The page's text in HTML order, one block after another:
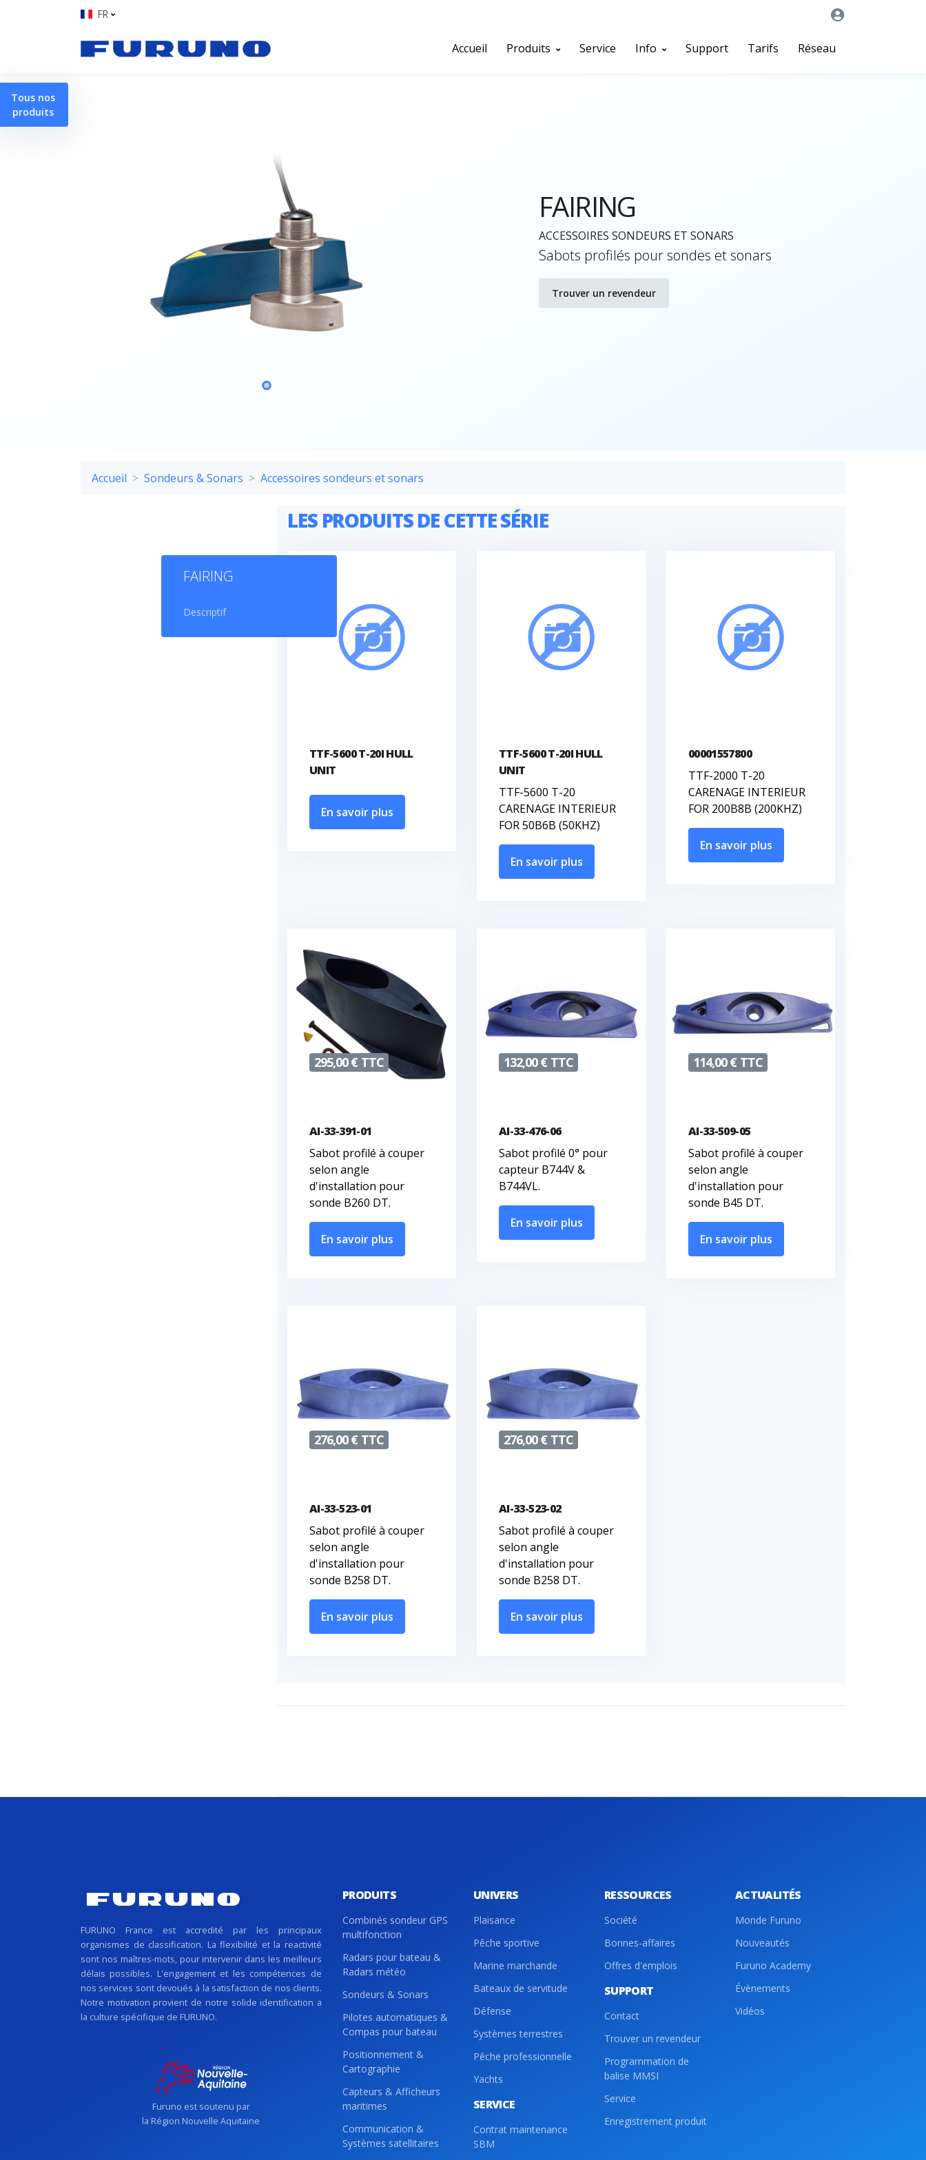
FR
Accueil Produits Service Info Support Tarifs Réseau
FAIRING
ACCESSOIRES SONDEURS ET SONARS
Sabots profilés pour sondes et sonars
Trouver un revendeur
Accueil Sondeurs & Sonars Accessoires sondeurs et sonars
FAIRING
Descriptif
LES PRODUITS DE CETTE SÉRIE
TTF-5600 T-20I HULL
UNIT
En savoir plus
TTF-5600 T-20I HULL
UNIT
TTF-5600 T-20
CARENAGE INTERIEUR
FOR 50B6B (50KHZ)
En savoir plus
00001557800
TTF-2000 T-20
CARENAGE INTERIEUR
FOR 200B8B (200KHZ)
En savoir plus
295,00 € TTC
AI-33-391-01
Sabot profilé à couper
selon angle
d'installation pour
sonde B260 DT.
En savoir plus
132,00 € TTC
AI-33-476-06
Sabot profilé 0° pour
capteur B744V &
B744VL.
En savoir plus
114,00 € TTC
AI-33-509-05
Sabot profilé à couper
selon angle
d'installation pour
sonde B45 DT.
En savoir plus
276,00 € TTC
AI-33-523-01
Sabot profilé à couper
selon angle
d'installation pour
sonde B258 DT.
En savoir plus
276,00 € TTC
AI-33-523-02
Sabot profilé à couper
selon angle
d'installation pour
sonde B258 DT.
En savoir plus
FURUNO France est accredité par les principaux
organismes de classification. La flexibilité et la reactivité
sont nos maîtres-mots, pour intervenir dans les meilleurs
délais possibles. L'engagement et les compétences de
nos services sont devoués à la satisfaction de nos clients.
Notre motivation provient de notre solide identification a
la culture spécifique de FURUNO.
Furuno est soutenu par
la Région Nouvelle Aquitaine
PRODUITS
Combinés sondeur GPS
multifonction
Radars pour bateau &
Radars météo
Sondeurs & Sonars
Pilotes automatiques &
Compas pour bateau
Positionnement &
Cartographie
Capteurs & Afficheurs
maritimes
Communication &
Systèmes satellitaires
UNIVERS
Plaisance
Pêche sportive
Marine marchande
Bateaux de servitude
Défense
Systèmes terrestres
Pêche professionnelle
Yachts
SERVICE
Contrat maintenance
SBM
RESSOURCES
Société
Bonnes-affaires
Offres d'emplois
SUPPORT
Contact
Trouver un revendeur
Programmation de
balise MMSI
Service
Enregistrement produit
ACTUALITÉS
Monde Furuno
Nouveautés
Furuno Academy
Évènements
Vidéos
Tous nos
produits